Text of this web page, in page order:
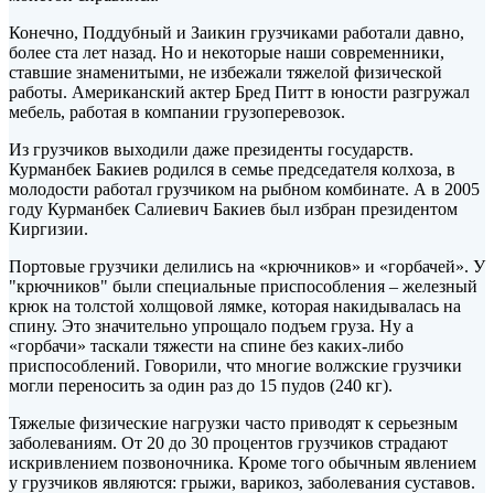
Конечно, Поддубный и Заикин грузчиками работали давно,
более ста лет назад. Но и некоторые наши современники,
ставшие знаменитыми, не избежали тяжелой физической
работы. Американский актер Бред Питт в юности разгружал
мебель, работая в компании грузоперевозок.
Из грузчиков выходили даже президенты государств.
Курманбек Бакиев родился в семье председателя колхоза, в
молодости работал грузчиком на рыбном комбинате. А в 2005
году Курманбек Салиевич Бакиев был избран президентом
Киргизии.
Портовые грузчики делились на «крючников» и «горбачей». У
"крючников" были специальные приспособления – железный
крюк на толстой холщовой лямке, которая накидывалась на
спину. Это значительно упрощало подъем груза. Ну а
«горбачи» таскали тяжести на спине без каких-либо
приспособлений. Говорили, что многие волжские грузчики
могли переносить за один раз до 15 пудов (240 кг).
Тяжелые физические нагрузки часто приводят к серьезным
заболеваниям. От 20 до 30 процентов грузчиков страдают
искривлением позвоночника. Кроме того обычным явлением
у грузчиков являются: грыжи, варикоз, заболевания суставов.